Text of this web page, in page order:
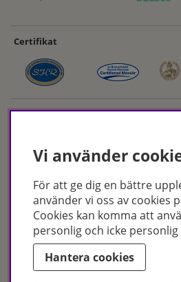
Certifikat
Hudoteket erbjuder ett noga utvalt
makeup – både online och i butik. Med över
utbildade hudterapeuter hjälper vi dig att
behandlingar för just dina behov. Handla
besök oss i Jönköping och Malmö.
Copyright © Hudoteket 2025
Vi använder
För att ge dig en bättre
använder vi oss av cookies
Cookies kan komma att
personlig och icke
Hantera cookies